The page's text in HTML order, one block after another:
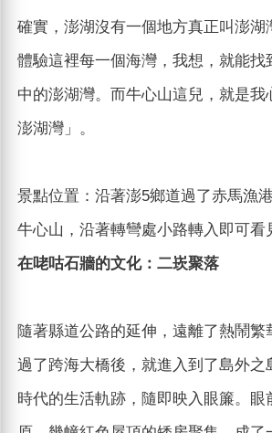
確實，澎湖沒有一個地方真正叫澎湖
體驗這裡每一個海灣，我想，就能找
中的澎湖灣。而牛心山這兒，就是我
澎湖灣」。
景點位置：沿著澎5鄉道過了赤馬漁
牛心山，沿著轉彎處小路轉入即可看
在咾咕石牆的文化：二崁聚落
隨著縣道公路的延伸，遠離了熱鬧繁
過了跨海大橋後，就進入到了島外之
時代的生活軌跡，隨即映入眼簾。眼